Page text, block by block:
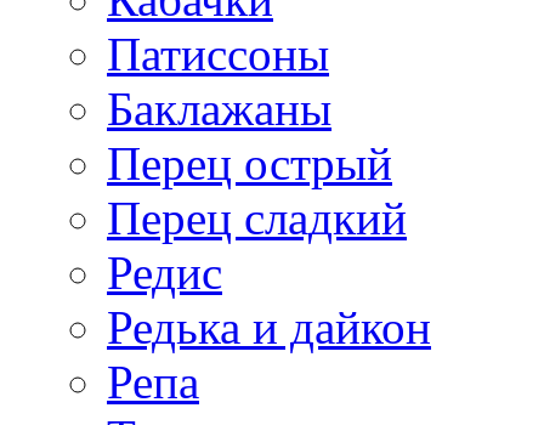
Патиссоны
Баклажаны
Перец острый
Перец сладкий
Редис
Редька и дайкон
Репа